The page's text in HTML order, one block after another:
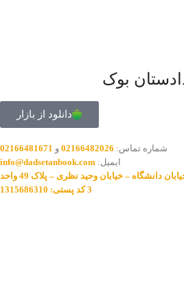
بوک
دانلود از بازار
شماره تماس: 02166482026 و 02166481671
ایمیل: info@dadsetanbook.com
تهران – خیابان انقلاب – خیابان دانشگاه – خیابان وحید نظری – پلاک 49 واحد
3 کد پستی: 1315686310